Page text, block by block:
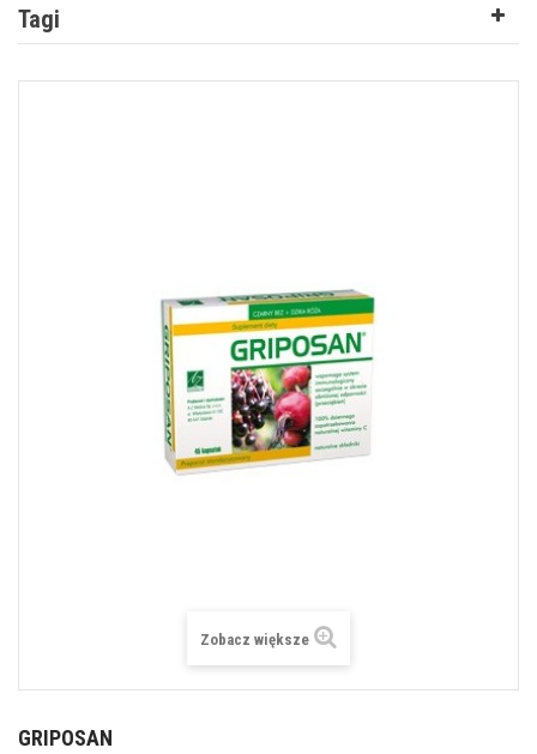
Tagi
Zobacz większe
GRIPOSAN